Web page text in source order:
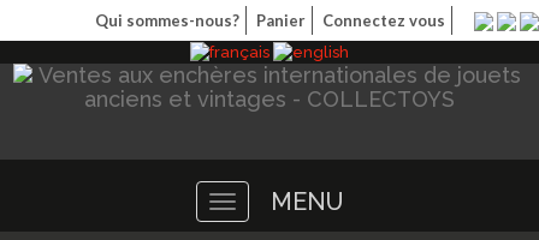
Qui sommes-nous? Panier Connectez vous
Toggle
navigation
MENU